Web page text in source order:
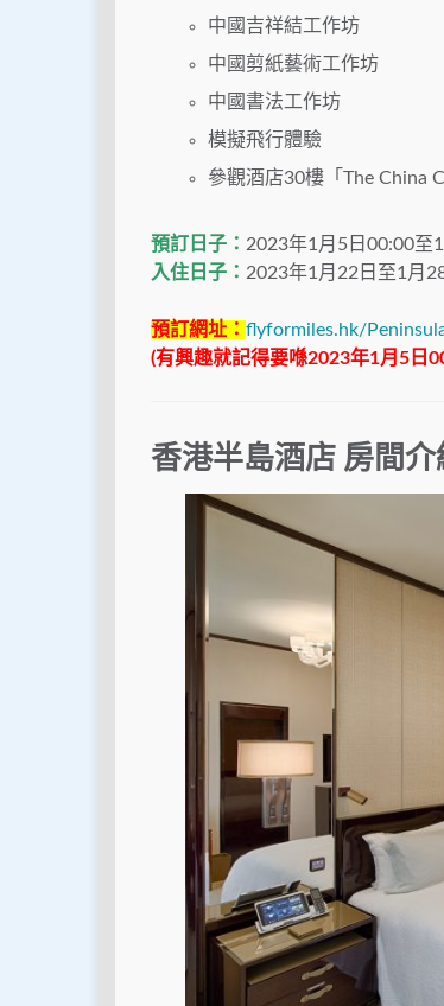
中國吉祥結工作坊
中國剪紙藝術工作坊
中國書法工作坊
模擬飛行體驗
參觀酒店30樓「The China
預訂日子： 2023年1月5日00:00至
入住日子： 2023年1月22日至1月
預訂網址： flyformiles.hk/
(有興趣就記得要喺2023年1月5日
香港半島酒店 房間介